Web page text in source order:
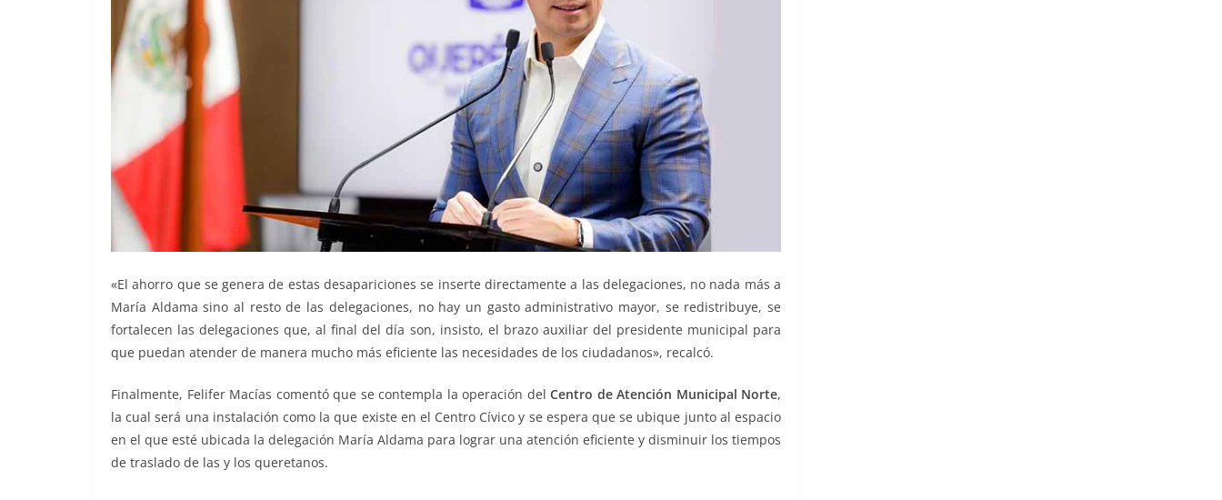
«El ahorro que se genera de estas desapariciones se inserte directamente a las delegaciones, no nada más a
María Aldama sino al resto de las delegaciones, no hay un gasto administrativo mayor, se redistribuye, se
fortalecen las delegaciones que, al final del día son, insisto, el brazo auxiliar del presidente municipal para
que puedan atender de manera mucho más eficiente las necesidades de los ciudadanos», recalcó.
Finalmente, Felifer Macías comentó que se contempla la operación del Centro de Atención Municipal Norte,
la cual será una instalación como la que existe en el Centro Cívico y se espera que se ubique junto al espacio
en el que esté ubicada la delegación María Aldama para lograr una atención eficiente y disminuir los tiempos
de traslado de las y los queretanos.